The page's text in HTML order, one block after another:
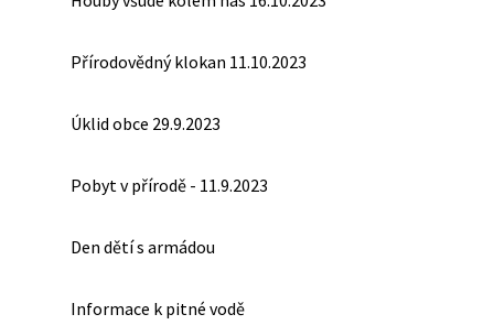
Přírodovědný klokan 11.10.2023
Úklid obce 29.9.2023
Pobyt v přírodě - 11.9.2023
Den dětí s armádou
Informace k pitné vodě